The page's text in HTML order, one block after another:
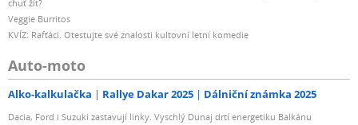
chuť žít?
Veggie Burritos
KVÍZ: Rafťáci. Otestujte své znalosti kultovní letní komedie
Auto-moto
Alko-kalkulačka Rallye Dakar 2025 Dálniční známka 2025
Dacia, Ford i Suzuki zastavují linky. Vyschlý Dunaj drtí energetiku Balkánu